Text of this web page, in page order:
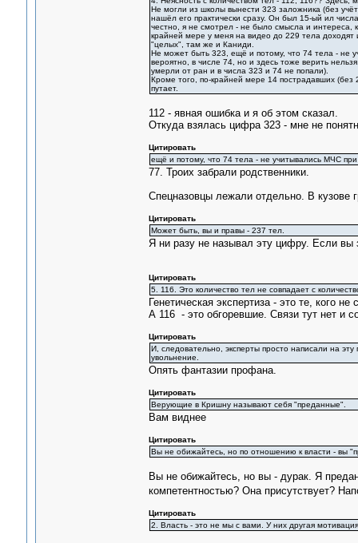
Не могли из школы вынести 323 заложника (без
нашёл его практически сразу. Он был 15-ый ил
честно, я не смотрел - не было смысла и
крайней мере у меня на видео до 229 тела доходят
"целых", там же и Каниди.
Не может быть 323, ещё и потому, что 74 тела - не
вероятно, в числе 74, но и здесь тоже верить
умерли от ран и в числа 323 и 74 не попали).
Кроме того, по-крайней мере 14 пострадавших
путает.
112 - явная ошибка и я об этом сказал.
Откуда взялась цифра 323 - мне не
Цитировать
ещё и потому, что 74 тела - не учитывались МЧС
77. Троих забрали родственники.
Спецназовцы лежали отдельно. В кузове
Цитировать
Может быть, вы и правы - 237 тел.
Я ни разу не называл эту цифру. Если вы
Цитировать
5. 116. Это количество тел не совпадает с
Генетическая экспертиза - это те, кого не
А 116 - это обгоревшие. Связи тут нет и
Цитировать
И, следовательно, эксперты просто написали на
увольнение.
Опять фантазии профана.
Цитировать
Верующие в Кришну называют себя "преданные".
Вам виднее
Цитировать
Вы не обижайтесь, но по отношению к власти - вы
Вы не обижайтесь, но вы - дурак. Я
компетентностью? Она присутствует?
Цитировать
2. Власть - это не мы с вами. У них другая